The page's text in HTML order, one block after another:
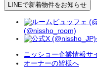
LINEで新着物件をお知らせ
(@nissho_room)
ニッショー企業情報サ
オーナーの皆様へ